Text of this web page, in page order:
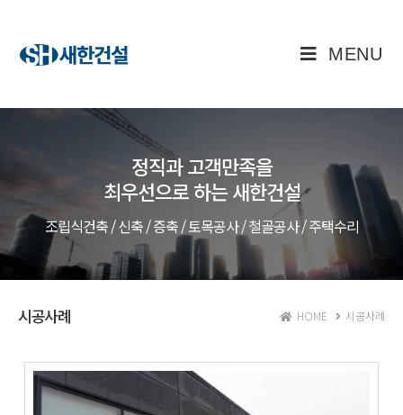
MENU
정직과 고객만족을
최우선으로 하는 새한건설
조립식건축 / 신축 / 증축 / 토목공사 / 철골공사 / 주택수리
시공사례 HOME 시공사례